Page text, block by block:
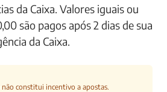
da Caixa. Valores iguais ou
são pagos após 2 dias de sua
da Caixa.
constitui incentivo a apostas.